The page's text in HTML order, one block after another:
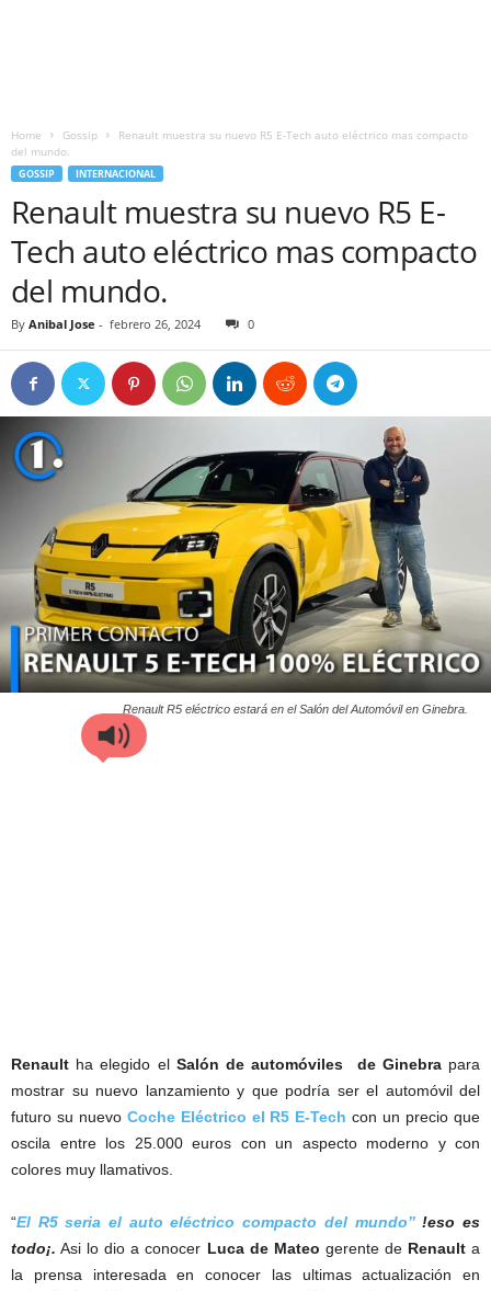
Home Gossip
Renault muestra su nuevo R5 E-Tech auto eléctrico mas compacto
del mundo.
GOSSIP INTERNACIONAL
Renault muestra su nuevo R5 E-
Tech auto eléctrico mas compacto
del mundo.
By Anibal Jose - febrero 26, 2024 0
Renault R5 eléctrico estará en el Salón del Automóvil en Ginebra.
Renault ha elegido el Salón de automóviles de Ginebrapara
mostrar su nuevo lanzamiento y que podría ser el automóvil del
futuro su nuevo Coche Eléctrico el R5 E-Tech con un precio que
oscila entre los 25.000 euros con un aspecto moderno y con
colores muy llamativos.
“El R5 seria el auto eléctrico compacto del mundo”!eso es
todo¡. Asi lo dio a conocer Luca de Mateo gerente de Renaulta
la prensa interesada en conocer las ultimas actualización en